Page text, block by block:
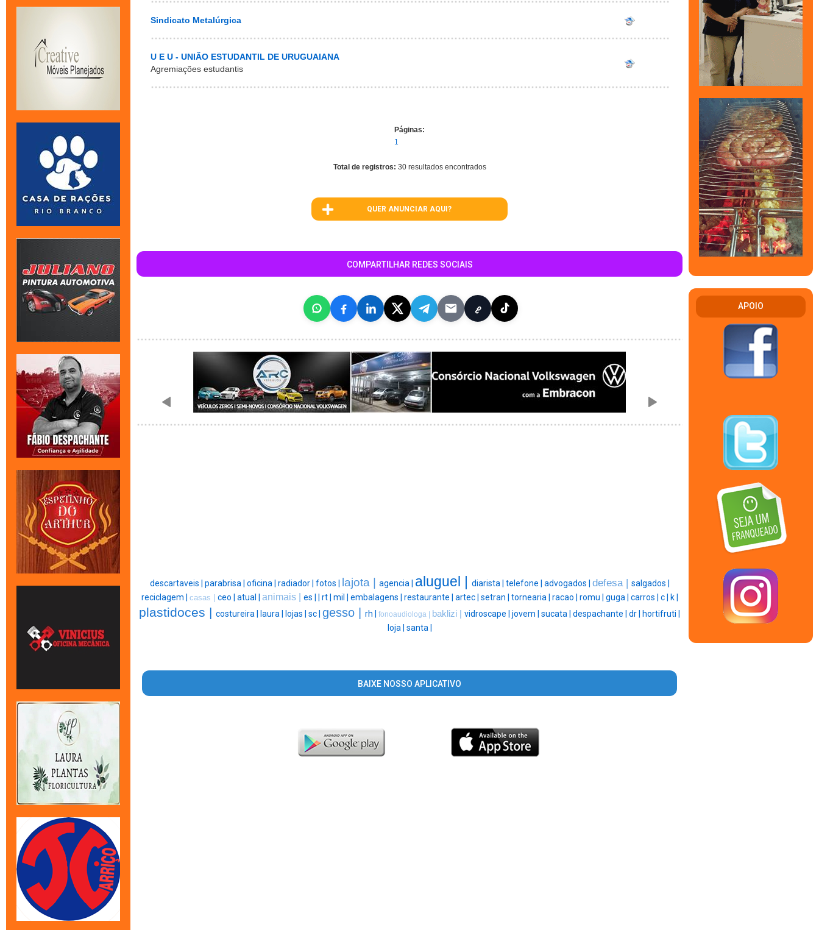
Sindicato Metalúrgica
U E U - UNIÃO ESTUDANTIL DE URUGUAIANA
Agremiações estudantis
Páginas:
1
Total de registros: 30 resultados encontrados
QUER ANUNCIAR AQUI?
COMPARTILHAR REDES SOCIAIS
descartaveis | parabrisa | oficina | radiador | fotos | lajota | agencia | aluguel | diarista | telefone | advogados | defesa | salgados |
reciclagem | casas | ceo | atual | animais | es | rt | mil | embalagens | restaurante | artec | setran | tornearia | racao | romu | guga | carros | c | k |
plastidoces | costureira | laura | lojas | sc | gesso | rh | fonoaudiologa | baklizi | vidroscape | jovem | sucata | despachante | dr |
hortifruti |
loja | santa |
BAIXE NOSSO APLICATIVO
APOIO